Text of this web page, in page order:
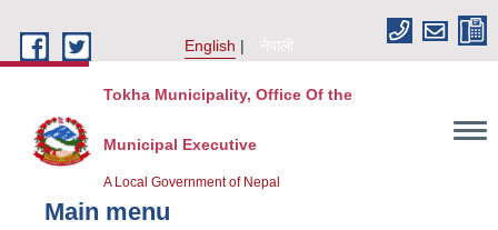
English
नेपाली
Tokha Municipality, Office Of the
Municipal Executive
A Local Government of Nepal
Main menu